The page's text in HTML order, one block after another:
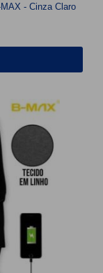
- Cinza Claro